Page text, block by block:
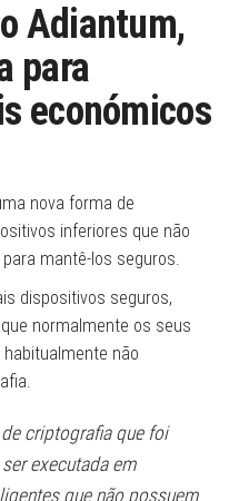
Adiantum,
para
económicos
nova forma de
inferiores que não
mantê-los seguros.
dispositivos seguros,
normalmente os seus
não
criptografia que foi
executada em
que não possuem